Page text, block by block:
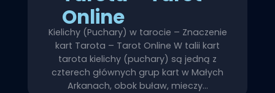
Online
Kielichy (Puchary) w tarocie – Znaczenie
kart Tarota – Tarot Online W talii kart
tarota kielichy (puchary) są jedną z
czterech głównych grup kart w Małych
Arkanach, obok buław, mieczy…